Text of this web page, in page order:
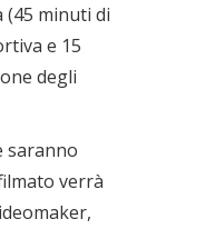
(45 minuti di
e 15
degli
saranno
verrà